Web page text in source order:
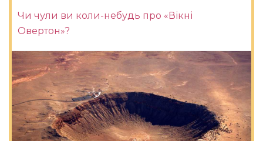
Чи чули ви коли-небудь про «Вікні
Овертон»?